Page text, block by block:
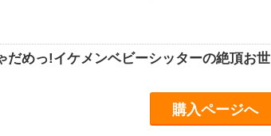
だめっ!イケメンベビーシッターの絶頂お世
購入ページへ